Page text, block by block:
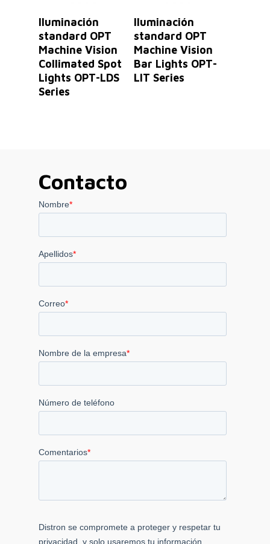
Leer Más
Iluminación
standard OPT
Machine Vision
Collimated Spot
Lights OPT-LDS
Series
Leer Más
Iluminación
standard OPT
Machine Vision
Bar Lights OPT-
LIT Series
Contacto